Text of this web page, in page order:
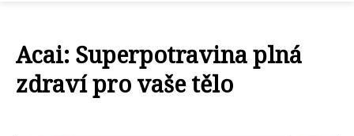
Acai: Superpotravina plná
zdraví pro vaše tělo